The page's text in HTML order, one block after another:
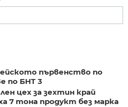
първенство по
по БНТ 3
цех за зехтин край
7 тона продукт без марка